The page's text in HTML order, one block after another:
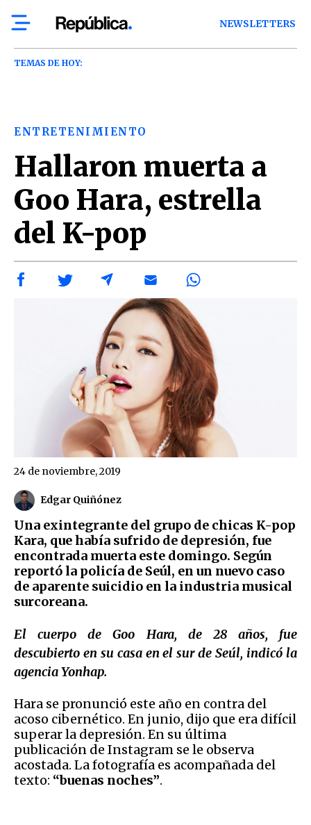
NEWSLETTERS
TEMAS DE HOY:
ENTRETENIMIENTO
Hallaron muerta a
Goo Hara, estrella
del K-pop
Edgar Quiñónez
24 de noviembre, 2019
Una exintegrante del grupo de chicas K-pop
Kara, que había sufrido de depresión, fue
encontrada muerta este domingo. Según
reportó la policía de Seúl, en un nuevo caso
de aparente suicidio en la industria musical
surcoreana.
El cuerpo de Goo Hara, de 28 años, fue
descubierto en su casa en el sur de Seúl, indicó la
agencia Yonhap.
Hara se pronunció este año en contra del
acoso cibernético. En junio, dijo que era difícil
superar la depresión. En su última
publicación de Instagram se le observa
acostada. La fotografía es acompañada del
texto: “buenas noches”.